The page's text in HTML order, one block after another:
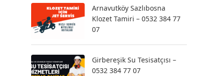
Arnavutköy Sazlıbosna
Klozet Tamiri – 0532 384 77
07
Girbereşik Su Tesisatçısı –
0532 384 77 07